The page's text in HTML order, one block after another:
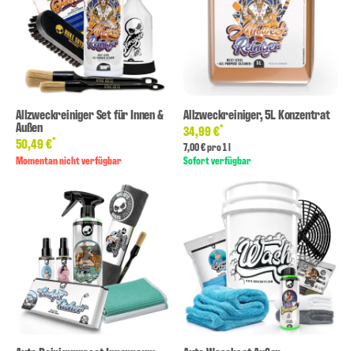
Allzweckreiniger Set für Innen &
Außen
50,49 €*
Momentan nicht verfügbar
Allzweckreiniger, 5L Konzentrat
34,99 €*
7,00 € pro 1 l
Sofort verfügbar